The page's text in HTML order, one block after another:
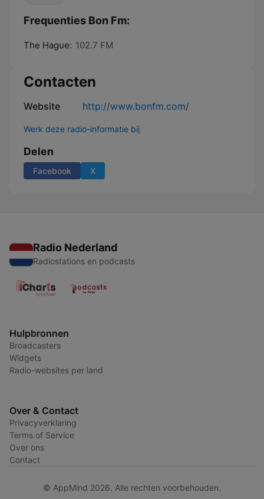
Frequenties Bon Fm:
The Hague: 102.7 FM
Contacten
Website http://www.bonfm.com/
Werk deze radio-informatie bij
Delen
Facebook X
Radio Nederland
Radiostations en podcasts
Hulpbronnen
Broadcasters
Widgets
Radio-websites per land
Over & Contact
Privacyverklaring
Terms of Service
Over ons
Contact
© AppMind 2026. Alle rechten voorbehouden.